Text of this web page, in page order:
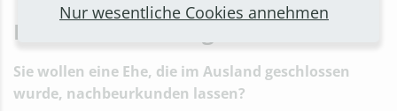
Nachbeurkundung
Sie wollen eine Ehe, die im Ausland geschlossen
wurde, nachbeurkunden lassen?
Nur wesentliche Cookies annehmen